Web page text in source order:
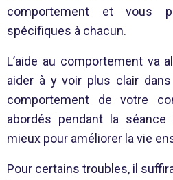
comportement et vous
spécifiques à chacun.
L’aide au comportement va
aider à y voir plus clair
comportement de votre
abordés pendant la séance
mieux pour améliorer la vie
Pour certains troubles, il